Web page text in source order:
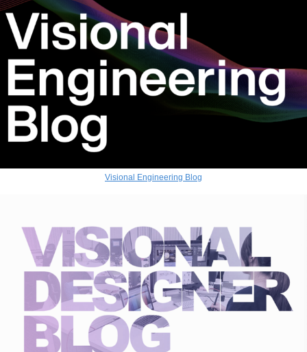
Visional Engineering Blog